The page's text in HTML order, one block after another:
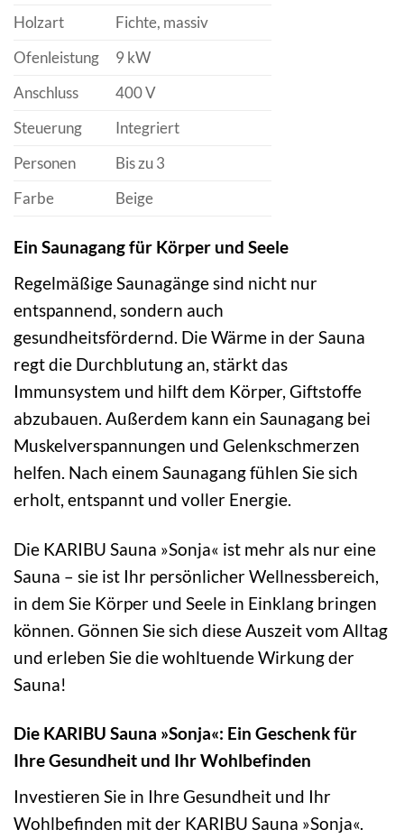
Holzart
Fichte, massiv
Ofenleistung
9 kW
Anschluss
400 V
Steuerung
Integriert
Personen
Bis zu 3
Farbe
Beige
Ein Saunagang für Körper und Seele
Regelmäßige Saunagänge sind nicht nur
entspannend, sondern auch
gesundheitsfördernd. Die Wärme in der Sauna
regt die Durchblutung an, stärkt das
Immunsystem und hilft dem Körper, Giftstoffe
abzubauen. Außerdem kann ein Saunagang bei
Muskelverspannungen und Gelenkschmerzen
helfen. Nach einem Saunagang fühlen Sie sich
erholt, entspannt und voller Energie.
Die KARIBU Sauna »Sonja« ist mehr als nur eine
Sauna – sie ist Ihr persönlicher Wellnessbereich,
in dem Sie Körper und Seele in Einklang bringen
können. Gönnen Sie sich diese Auszeit vom Alltag
und erleben Sie die wohltuende Wirkung der
Sauna!
Die KARIBU Sauna »Sonja«: Ein Geschenk für
Ihre Gesundheit und Ihr Wohlbefinden
Investieren Sie in Ihre Gesundheit und Ihr
Wohlbefinden mit der KARIBU Sauna »Sonja«.